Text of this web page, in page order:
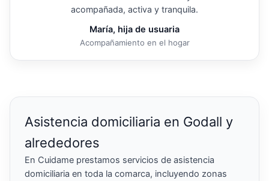
acompañada, activa y tranquila.
María, hija de usuaria
Acompañamiento en el hogar
Asistencia domiciliaria en Godall y
alrededores
En Cuidame prestamos servicios de asistencia
domiciliaria en toda la comarca, incluyendo zonas